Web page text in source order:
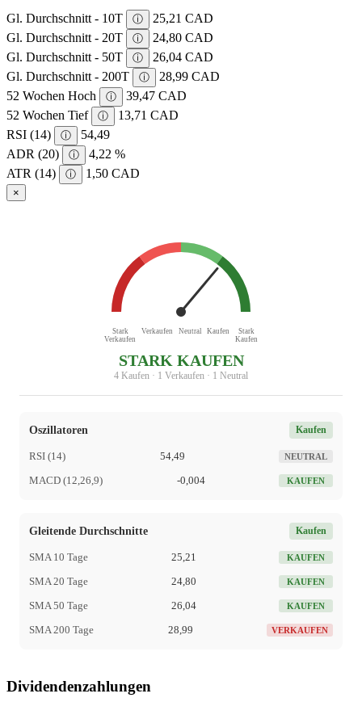
Gl. Durchschnitt - 10T ⓘ
25,21 CAD
Gl. Durchschnitt - 20T
ⓘ
24,80 CAD
Gl. Durchschnitt - 50T
ⓘ
26,04 CAD
Gl. Durchschnitt - 200T
ⓘ
28,99 CAD
52 Wochen Hoch
ⓘ
39,47 CAD
52 Wochen Tief
ⓘ
13,71 CAD
RSI (14)
ⓘ
54,49
ADR (20)
ⓘ
4,22 %
ATR (14)
ⓘ 1,50 CAD
×
Stark
Verkaufen
Verkaufen Neutral Kaufen
Stark
Kaufen
STARK KAUFEN
4 Kaufen · 1 Verkaufen · 1 Neutral
Oszillatoren Kaufen
RSI (14) 54,49 NEUTRAL
MACD (12,26,9) -0,004 KAUFEN
Gleitende Durchschnitte Kaufen
SMA 10 Tage 25,21 KAUFEN
SMA 20 Tage 24,80 KAUFEN
SMA 50 Tage 26,04 KAUFEN
SMA 200 Tage 28,99 VERKAUFEN
Dividendenzahlungen